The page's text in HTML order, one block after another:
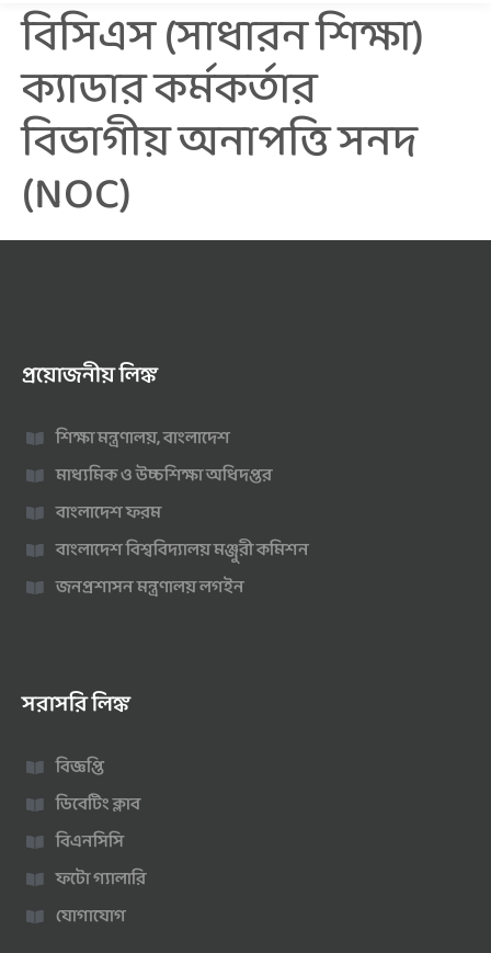
বিসিএস (সাধারন শিক্ষা)
ক্যাডার কর্মকর্তার
বিভাগীয় অনাপত্তি সনদ
(NOC)
প্রয়োজনীয় লিঙ্ক
শিক্ষা মন্ত্রণালয়, বাংলাদেশ
মাধ্যমিক ও উচ্চশিক্ষা অধিদপ্তর
বাংলাদেশ ফরম
বাংলাদেশ বিশ্ববিদ্যালয় মঞ্জুরী কমিশন
জনপ্রশাসন মন্ত্রণালয় লগইন
সরাসরি লিঙ্ক
বিজ্ঞপ্তি
ডিবেটিং ক্লাব
বিএনসিসি
ফটো গ্যালারি
যোগাযোগ